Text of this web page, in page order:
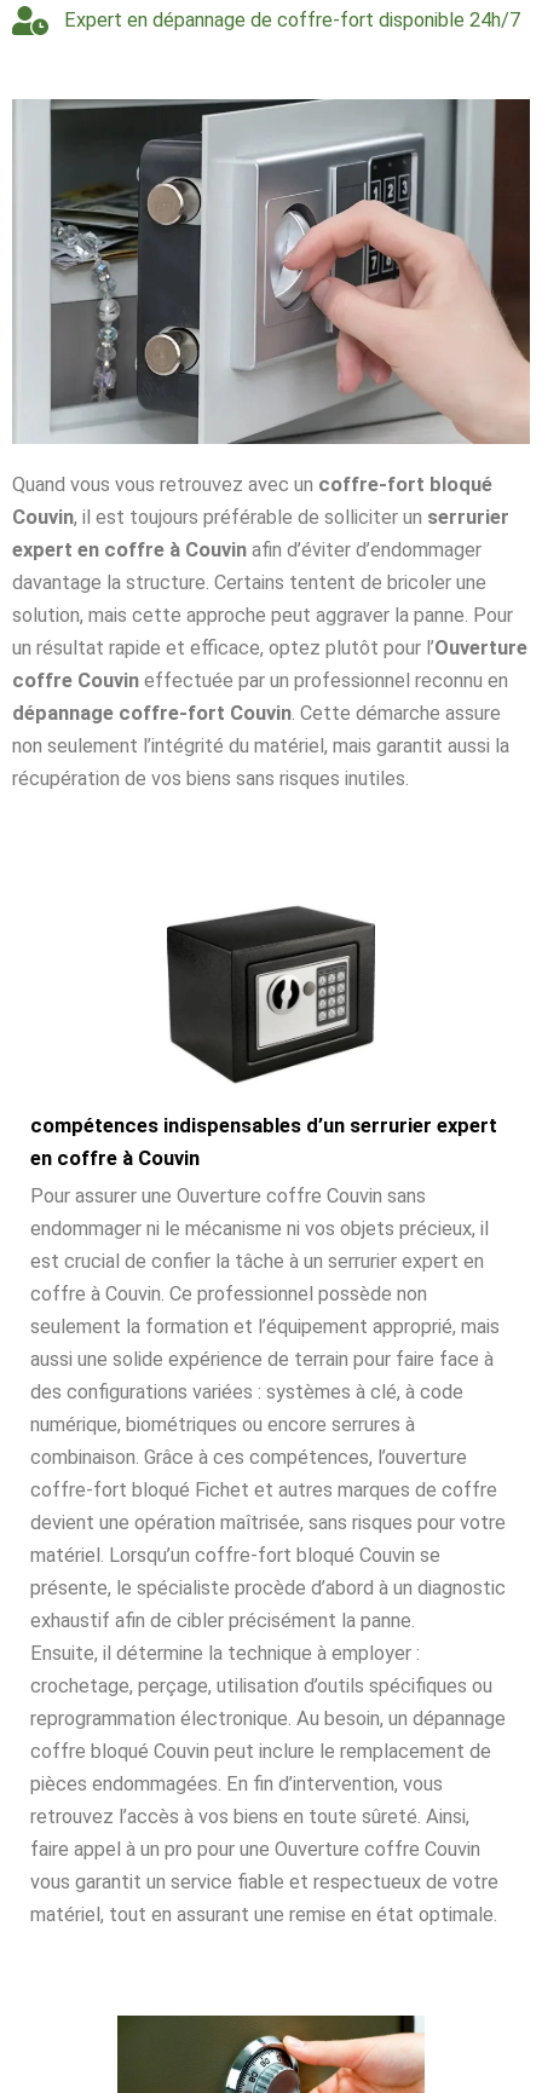
Expert en dépannage de coffre-fort disponible 24h/7
Quand vous vous retrouvez avec un coffre-fort bloqué
Couvin, il est toujours préférable de solliciter un serrurier
expert en coffre à Couvin afin d’éviter d’endommager
davantage la structure. Certains tentent de bricoler une
solution, mais cette approche peut aggraver la panne. Pour
un résultat rapide et efficace, optez plutôt pour l’Ouverture
coffre Couvin effectuée par un professionnel reconnu en
dépannage coffre-fort Couvin. Cette démarche assure
non seulement l’intégrité du matériel, mais garantit aussi la
récupération de vos biens sans risques inutiles.
compétences indispensables d’un serrurier expert
en coffre à Couvin
Pour assurer une Ouverture coffre Couvin sans
endommager ni le mécanisme ni vos objets précieux, il
est crucial de confier la tâche à un serrurier expert en
coffre à Couvin. Ce professionnel possède non
seulement la formation et l’équipement approprié, mais
aussi une solide expérience de terrain pour faire face à
des configurations variées : systèmes à clé, à code
numérique, biométriques ou encore serrures à
combinaison. Grâce à ces compétences, l’ouverture
coffre-fort bloqué Fichet et autres marques de coffre
devient une opération maîtrisée, sans risques pour votre
matériel. Lorsqu’un coffre-fort bloqué Couvin se
présente, le spécialiste procède d’abord à un diagnostic
exhaustif afin de cibler précisément la panne.
Ensuite, il détermine la technique à employer :
crochetage, perçage, utilisation d’outils spécifiques ou
reprogrammation électronique. Au besoin, un dépannage
coffre bloqué Couvin peut inclure le remplacement de
pièces endommagées. En fin d’intervention, vous
retrouvez l’accès à vos biens en toute sûreté. Ainsi,
faire appel à un pro pour une Ouverture coffre Couvin
vous garantit un service fiable et respectueux de votre
matériel, tout en assurant une remise en état optimale.